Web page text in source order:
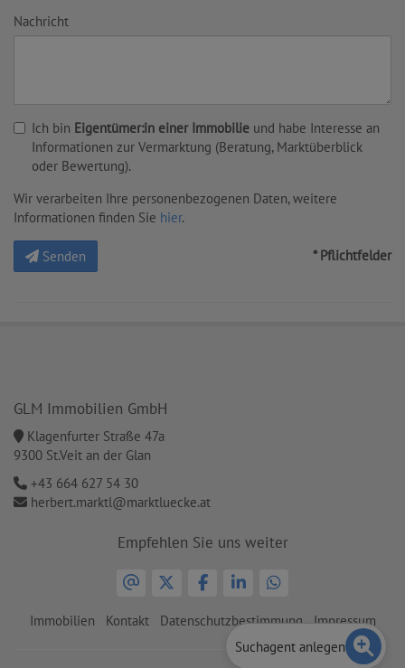
Nachricht
Ich bin Eigentümer:in einer Immobilie und habe Interesse an
Informationen zur Vermarktung (Beratung, Marktüberblick
oder Bewertung).
Wir verarbeiten Ihre personenbezogenen Daten, weitere
Informationen finden Sie hier.
Senden * Pflichtfelder
GLM Immobilien GmbH
Klagenfurter Straße 47a
9300 St.Veit an der Glan
+43 664 627 54 30
herbert.marktl@marktluecke.at
Empfehlen Sie uns weiter
Immobilien Kontakt Datenschutzbestimmung
Impressum
Suchagent anlegen